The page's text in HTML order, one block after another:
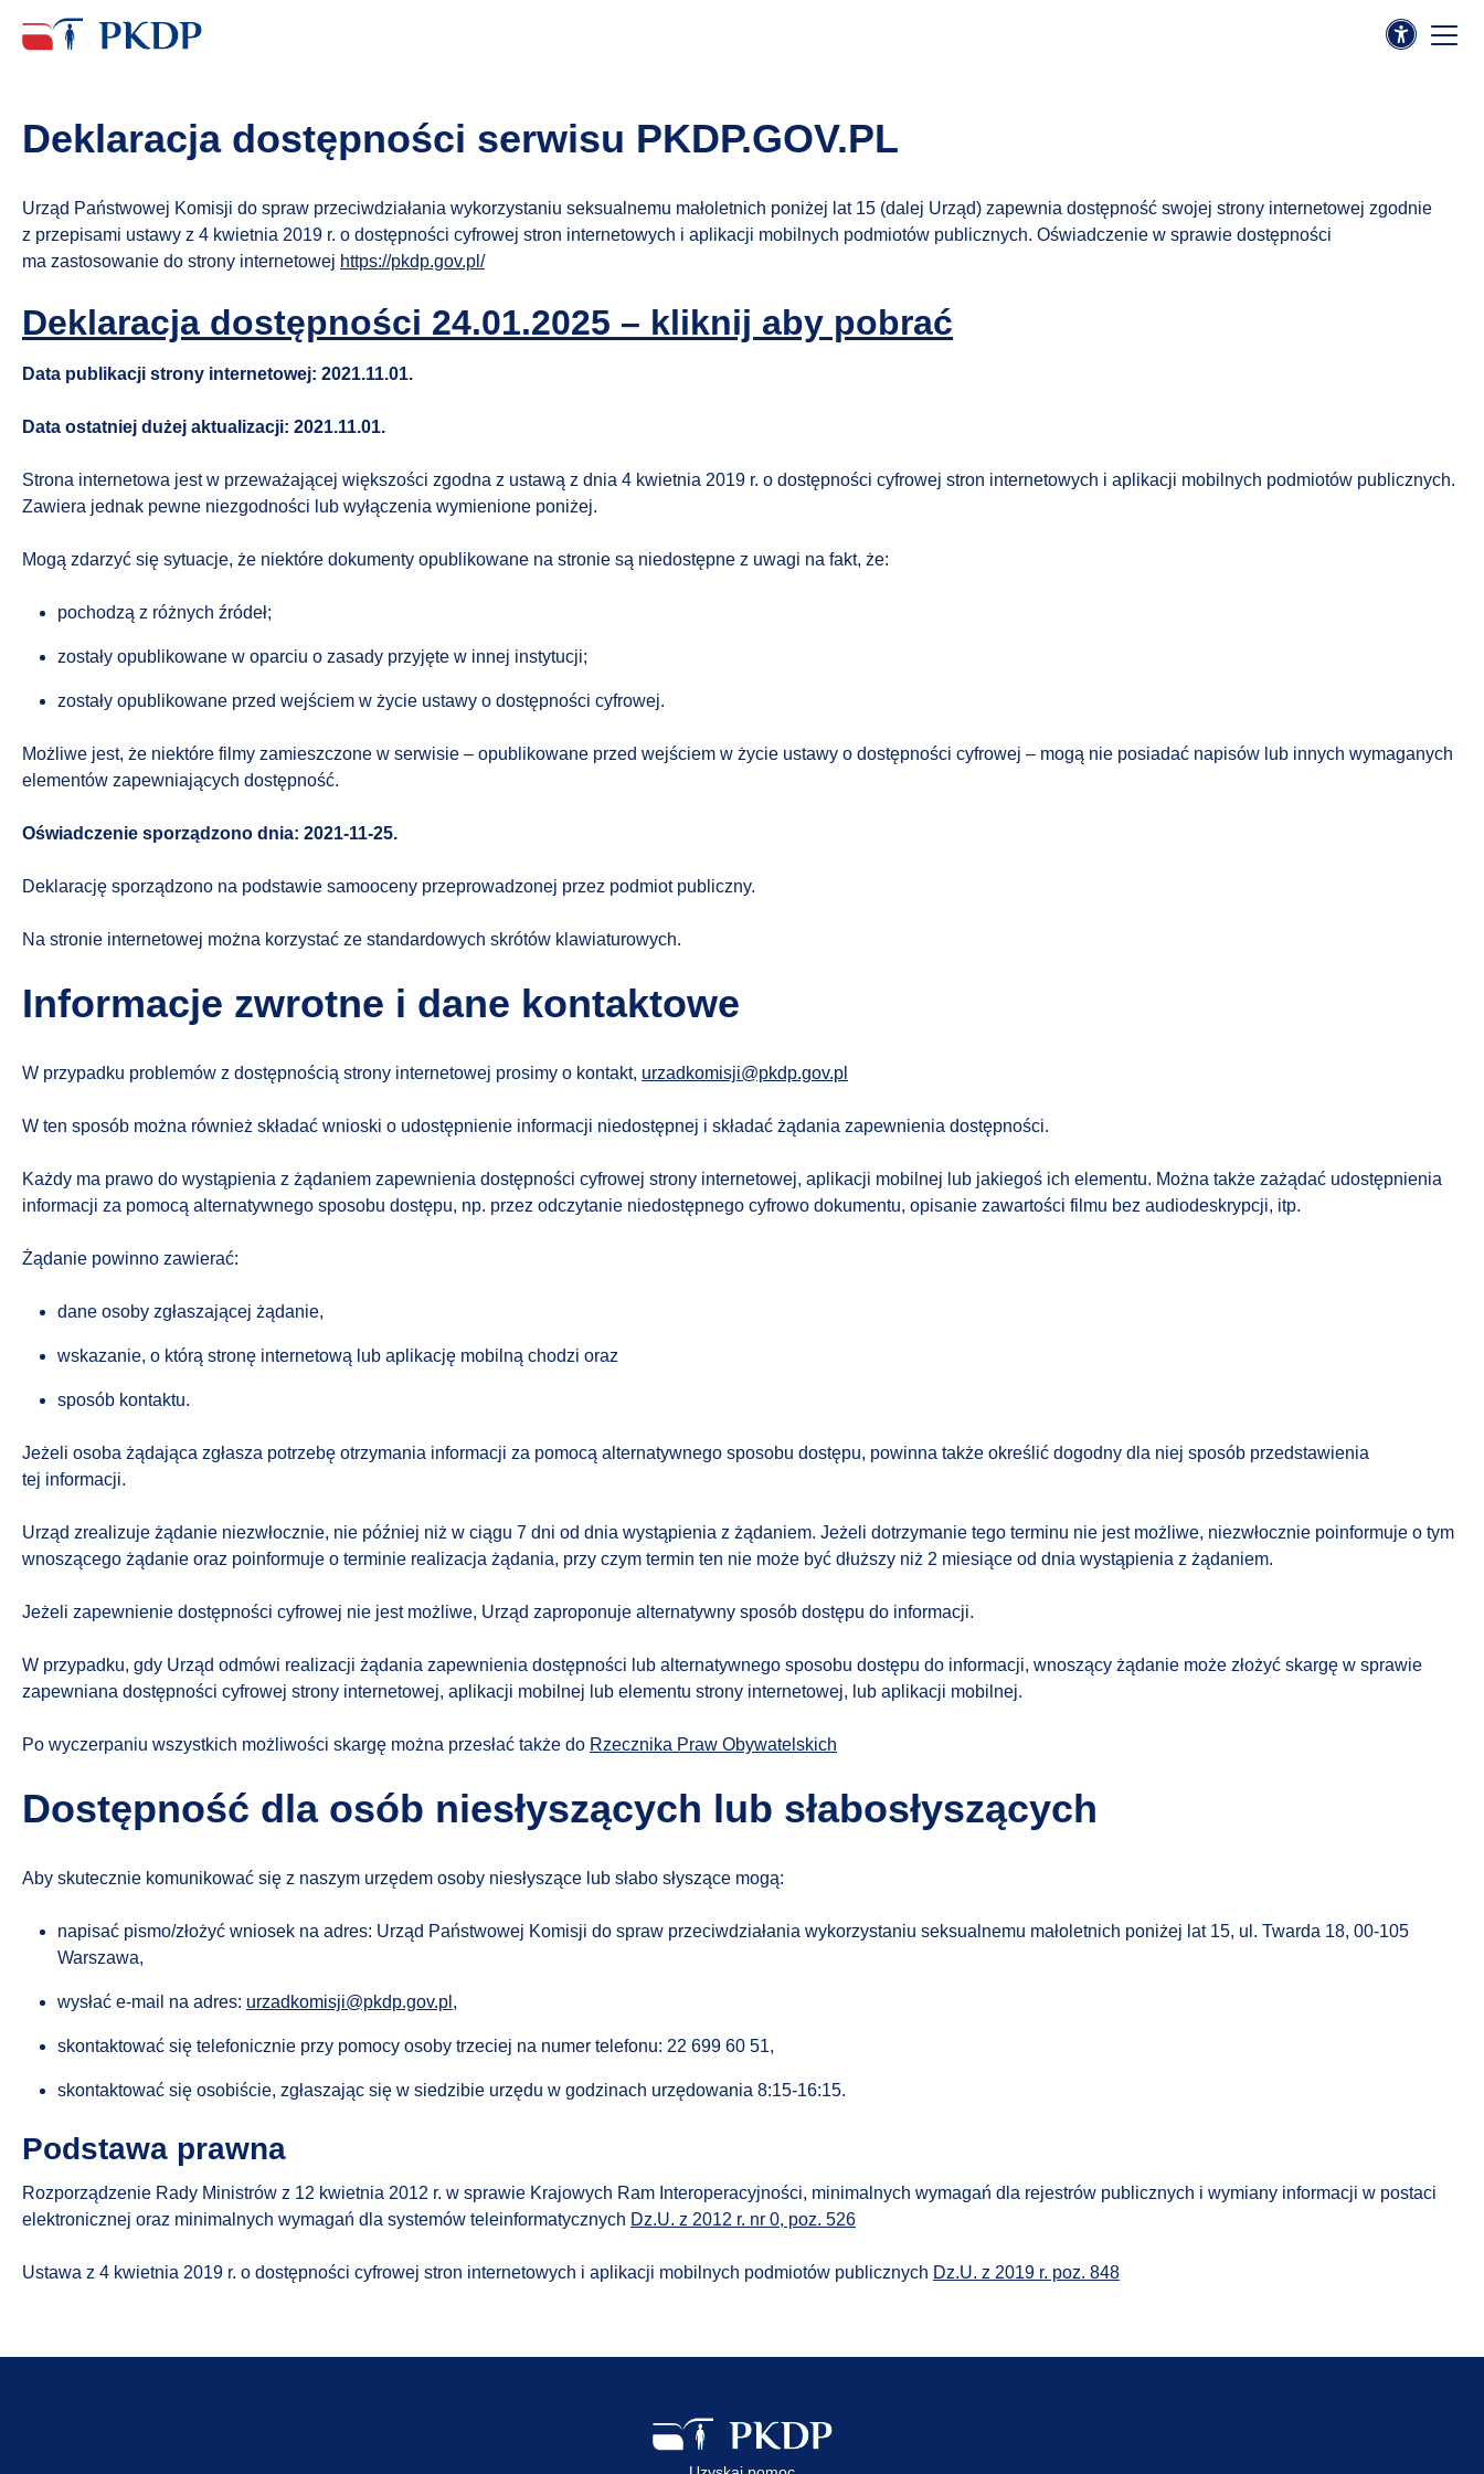
Deklaracja dostępności serwisu PKDP.GOV.PL
Urząd Państwowej Komisji do spraw przeciwdziałania wykorzystaniu seksualnemu małoletnich poniżej lat 15 (dalej Urząd) zapewnia dostępność swojej strony internetowej zgodnie
z przepisami ustawy z 4 kwietnia 2019 r. o dostępności cyfrowej stron internetowych i aplikacji mobilnych podmiotów publicznych. Oświadczenie w sprawie dostępności
ma zastosowanie do strony internetowej https://pkdp.gov.pl/
Deklaracja dostępności 24.01.2025 – kliknij aby pobrać
Data publikacji strony internetowej: 2021.11.01.
Data ostatniej dużej aktualizacji: 2021.11.01.
Strona internetowa jest w przeważającej większości zgodna z ustawą z dnia 4 kwietnia 2019 r. o dostępności cyfrowej stron internetowych i aplikacji mobilnych podmiotów publicznych.
Zawiera jednak pewne niezgodności lub wyłączenia wymienione poniżej.
Mogą zdarzyć się sytuacje, że niektóre dokumenty opublikowane na stronie są niedostępne z uwagi na fakt, że:
pochodzą z różnych źródeł;
zostały opublikowane w oparciu o zasady przyjęte w innej instytucji;
zostały opublikowane przed wejściem w życie ustawy o dostępności cyfrowej.
Możliwe jest, że niektóre filmy zamieszczone w serwisie – opublikowane przed wejściem w życie ustawy o dostępności cyfrowej – mogą nie posiadać napisów lub innych wymaganych
elementów zapewniających dostępność.
Oświadczenie sporządzono dnia: 2021-11-25.
Deklarację sporządzono na podstawie samooceny przeprowadzonej przez podmiot publiczny.
Na stronie internetowej można korzystać ze standardowych skrótów klawiaturowych.
Informacje zwrotne i dane kontaktowe
W przypadku problemów z dostępnością strony internetowej prosimy o kontakt, urzadkomisji@pkdp.gov.pl
W ten sposób można również składać wnioski o udostępnienie informacji niedostępnej i składać żądania zapewnienia dostępności.
Każdy ma prawo do wystąpienia z żądaniem zapewnienia dostępności cyfrowej strony internetowej, aplikacji mobilnej lub jakiegoś ich elementu. Można także zażądać udostępnienia
informacji za pomocą alternatywnego sposobu dostępu, np. przez odczytanie niedostępnego cyfrowo dokumentu, opisanie zawartości filmu bez audiodeskrypcji, itp.
Żądanie powinno zawierać:
dane osoby zgłaszającej żądanie,
wskazanie, o którą stronę internetową lub aplikację mobilną chodzi oraz
sposób kontaktu.
Jeżeli osoba żądająca zgłasza potrzebę otrzymania informacji za pomocą alternatywnego sposobu dostępu, powinna także określić dogodny dla niej sposób przedstawienia
tej informacji.
Urząd zrealizuje żądanie niezwłocznie, nie później niż w ciągu 7 dni od dnia wystąpienia z żądaniem. Jeżeli dotrzymanie tego terminu nie jest możliwe, niezwłocznie poinformuje o tym
wnoszącego żądanie oraz poinformuje o terminie realizacja żądania, przy czym termin ten nie może być dłuższy niż 2 miesiące od dnia wystąpienia z żądaniem.
Jeżeli zapewnienie dostępności cyfrowej nie jest możliwe, Urząd zaproponuje alternatywny sposób dostępu do informacji.
W przypadku, gdy Urząd odmówi realizacji żądania zapewnienia dostępności lub alternatywnego sposobu dostępu do informacji, wnoszący żądanie może złożyć skargę w sprawie
zapewniana dostępności cyfrowej strony internetowej, aplikacji mobilnej lub elementu strony internetowej, lub aplikacji mobilnej.
Po wyczerpaniu wszystkich możliwości skargę można przesłać także do Rzecznika Praw Obywatelskich
Dostępność dla osób niesłyszących lub słabosłyszących
Aby skutecznie komunikować się z naszym urzędem osoby niesłyszące lub słabo słyszące mogą:
napisać pismo/złożyć wniosek na adres: Urząd Państwowej Komisji do spraw przeciwdziałania wykorzystaniu seksualnemu małoletnich poniżej lat 15, ul. Twarda 18, 00-105
Warszawa,
wysłać e-mail na adres: urzadkomisji@pkdp.gov.pl ,
skontaktować się telefonicznie przy pomocy osoby trzeciej na numer telefonu: 22 699 60 51,
skontaktować się osobiście, zgłaszając się w siedzibie urzędu w godzinach urzędowania 8:15-16:15.
Podstawa prawna
Rozporządzenie Rady Ministrów z 12 kwietnia 2012 r. w sprawie Krajowych Ram Interoperacyjności, minimalnych wymagań dla rejestrów publicznych i wymiany informacji w postaci
elektronicznej oraz minimalnych wymagań dla systemów teleinformatycznych Dz.U. z 2012 r. nr 0, poz. 526
Ustawa z 4 kwietnia 2019 r. o dostępności cyfrowej stron internetowych i aplikacji mobilnych podmiotów publicznych Dz.U. z 2019 r. poz. 848